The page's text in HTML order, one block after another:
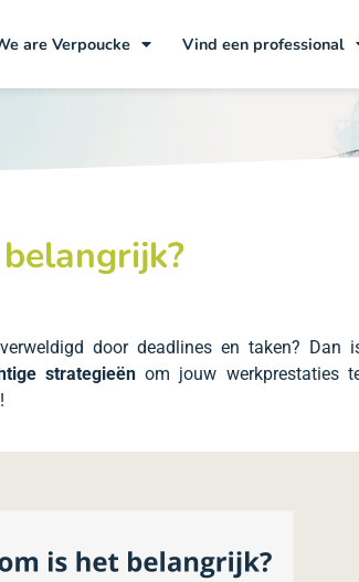
are Verpoucke Vind een professional
door deadlines en taken? Dan
strategieënom jouw werkprestaties